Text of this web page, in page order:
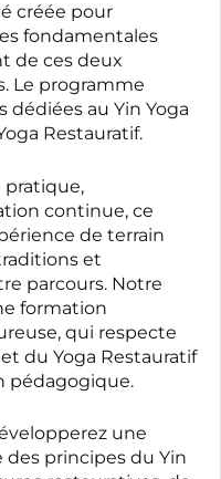
créée pour
fondamentales
de ces deux
Le programme
au Yin Yoga
Restauratif.
pratique,
continue, ce
de terrain
et
parcours. Notre
formation
qui respecte
du Yoga Restauratif
pédagogique.
une
principes du Yin